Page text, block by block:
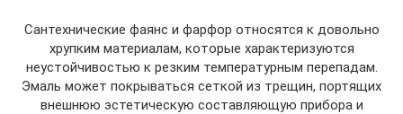
Сантехнические фаянс и фарфор относятся к довольно
хрупким материалам, которые характеризуются
неустойчивостью к резким температурным перепадам.
Эмаль может покрываться сеткой из трещин, портящих
внешнюю эстетическую составляющую прибора и